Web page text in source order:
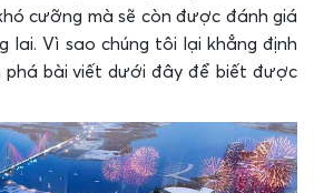
cưỡng mà sẽ còn được đánh giá
lai. Vì sao chúng tôi lại khẳng định
phá bài viết dưới đây để biết được